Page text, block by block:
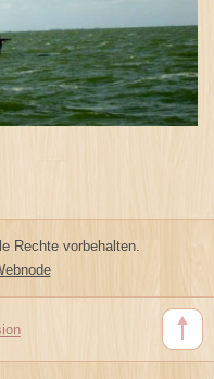
Rechte vorbehalten.